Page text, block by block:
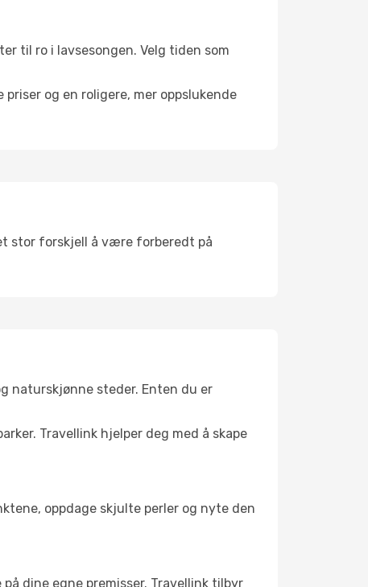
til ro i lavsesongen. Velg tiden som
og en roligere, mer oppslukende
stor forskjell å være forberedt på
naturskjønne steder. Enten du er
Travellink hjelper deg med å skape
oppdage skjulte perler og nyte den
dine egne premisser. Travellink tilbyr